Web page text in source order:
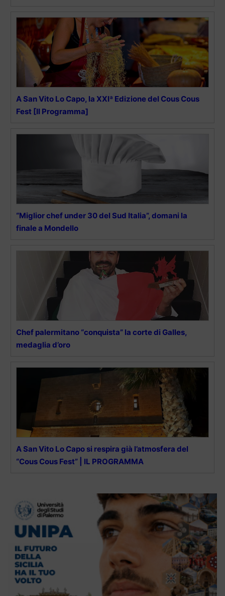
A San Vito Lo Capo, la XXIª Edizione del Cous Cous
Fest [Il Programma]
“Miglior chef under 30 del Sud Italia”, domani la
finale a Mondello
Chef palermitano “conquista” la corte di Galles,
medaglia d’oro
A San Vito Lo Capo si respira già l’atmosfera del
“Cous Cous Fest” | IL PROGRAMMA